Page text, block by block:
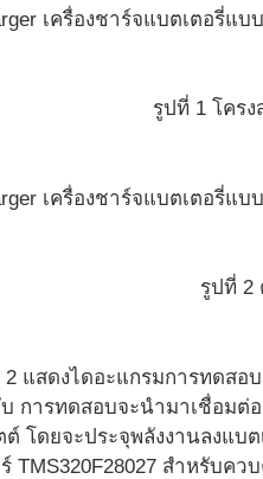
รูปที่ 1 โคร
รูปที่ 2
แสดงไดอะแกรมการทดสอ
การทดสอบจะนำมาเชื่อมต่
ต์ โดยจะประจุพลังงานลงแ
ร์ TMS320F28027 สำหรับ